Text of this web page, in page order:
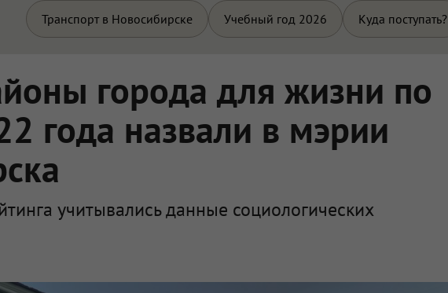
Транспорт в Новосибирске Учебный год 2026 Куда поступать?
города для жизни по
года назвали в мэрии
учитывались данные социологических